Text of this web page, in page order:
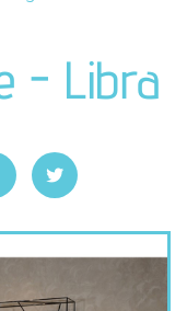
- Libra